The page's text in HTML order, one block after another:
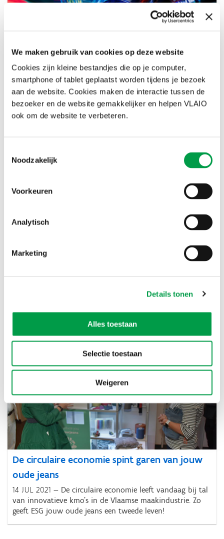
We maken gebruik van cookies op deze website
Cookies zijn kleine bestandjes die op je computer,
smartphone of tablet geplaatst worden tijdens je bezoek
aan de website. Cookies maken de interactie tussen de
bezoeker en de website gemakkelijker en helpen VLAIO
ook om de website te verbeteren.
Noodzakelijk
Voorkeuren
Analytisch
Marketing
Details tonen
Alles toestaan
Selectie toestaan
Weigeren
Subsidies circulaire economie: vraag aan in
partnerschap
22 FEB 2022
Binnen deze oproepen willen we nieuwe,
'levensduurverlenging maakindustrie' en 'living labs
De circulaire economie spint garen van jouw
oude jeans
14 JUL 2021
De circulaire economie leeft vandaag bij tal
van innovatieve kmo’s in de Vlaamse maakindustrie. Zo
geeft ESG jouw oude jeans een tweede leven!